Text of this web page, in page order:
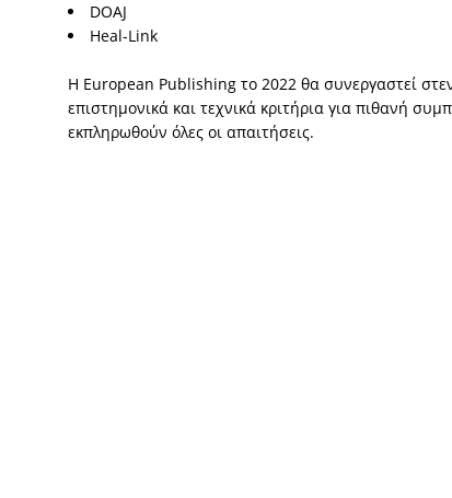
DOAJ
Heal-Link
Η European Publishing το 2022 θα συνεργαστεί
επιστημονικά και τεχνικά κριτήρια για πιθανή
εκπληρωθούν όλες οι απαιτήσεις.